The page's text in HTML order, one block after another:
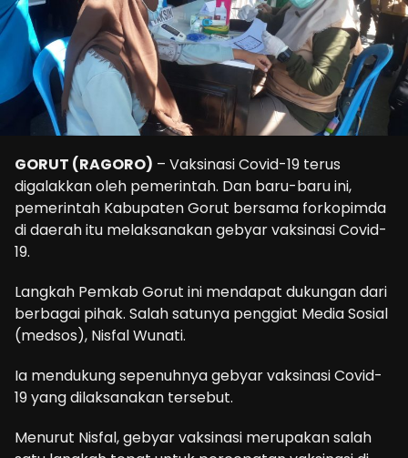
GORUT (RAGORO) – Vaksinasi Covid-19 terus
digalakkan oleh pemerintah. Dan baru-baru ini,
pemerintah Kabupaten Gorut bersama forkopimda
di daerah itu melaksanakan gebyar vaksinasi Covid-
19.
Langkah Pemkab Gorut ini mendapat dukungan dari
berbagai pihak. Salah satunya penggiat Media Sosial
(medsos), Nisfal Wunati.
Ia mendukung sepenuhnya gebyar vaksinasi Covid-
19 yang dilaksanakan tersebut.
Menurut Nisfal, gebyar vaksinasi merupakan salah